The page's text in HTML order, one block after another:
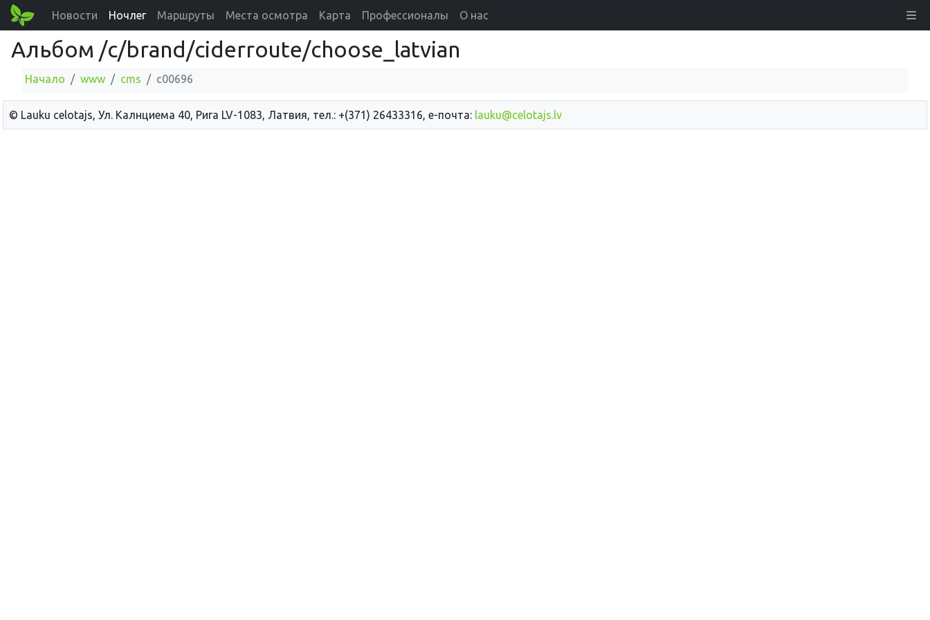
Новости Ночлег Маршруты Места осмотра Карта Профессионалы О нас
Альбом /c/brand/ciderroute/choose_latvian
Начало www cms c00696
© Lauku сelotajs, Ул. Калнциема 40, Рига LV-1083, Латвия, тел.: +(371) 26433316, е-почта: lauku@celotajs.lv